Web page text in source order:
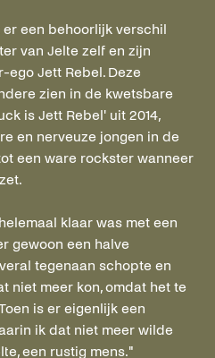
een behoorlijk verschil
van Jelte zelf en zijn
Jett Rebel. Deze
zien in de kwetsbare
is Jett Rebel' uit 2014,
en nerveuze jongen in de
een ware rockster wanneer
klaar was met een
gewoon een halve
tegenaan schopte en
niet meer kon, omdat het te
is er eigenlijk een
ik dat niet meer wilde
een rustig mens."